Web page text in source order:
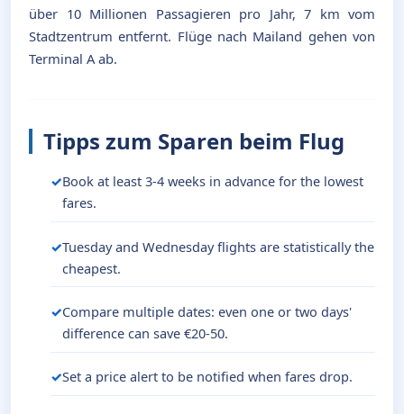
über 10 Millionen Passagieren pro Jahr, 7 km vom
Stadtzentrum entfernt. Flüge nach Mailand gehen von
Terminal A ab.
Tipps zum Sparen beim Flug
Book at least 3-4 weeks in advance for the lowest
fares.
Tuesday and Wednesday flights are statistically the
cheapest.
Compare multiple dates: even one or two days'
difference can save €20-50.
Set a price alert to be notified when fares drop.